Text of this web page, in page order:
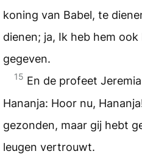
koning van Babel, te
dienen; ja, Ik heb hem
gegeven.
15 En de profeet
Hananja: Hoor nu,
gezonden, maar gij hebt
leugen vertrouwt.